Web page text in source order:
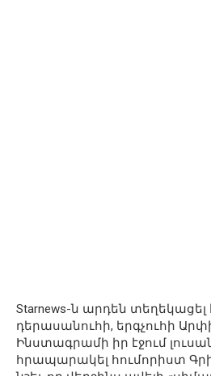
Starnews-ն արդեն տեղեկացել
դերասանուհի, երգչուհի
Ինստագրամի իր էջում
հրապարակել հումորիստ